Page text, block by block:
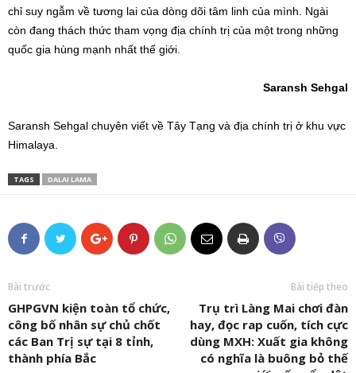
chỉ suy ngẫm về tương lai của dòng dõi tâm linh của mình. Ngài
còn đang thách thức tham vọng địa chính trị của một trong những
quốc gia hùng mạnh nhất thế giới.
Saransh Sehgal
Saransh Sehgal chuyên viết về Tây Tạng và địa chính trị ở khu vực
Himalaya.
TAGS DALAI LAMA
Bài trước
GHPGVN kiện toàn tổ chức,
công bố nhân sự chủ chốt
các Ban Trị sự tại 8 tỉnh,
thành phía Bắc
Bài tiếp theo
Trụ trì Làng Mai chơi đàn
hay, đọc rap cuốn, tích cực
dùng MXH: Xuất gia không
có nghĩa là buông bỏ thế